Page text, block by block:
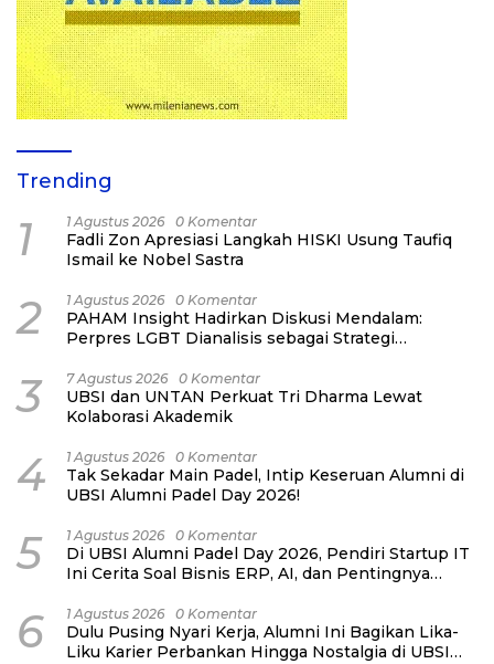
Trending
1 1 Agustus 2026 0 Komentar
Fadli Zon Apresiasi Langkah HISKI Usung Taufiq
Ismail ke Nobel Sastra
2 1 Agustus 2026 0 Komentar
PAHAM Insight Hadirkan Diskusi Mendalam:
Perpres LGBT Dianalisis sebagai Strategi
3 7 Agustus 2026 0 Komentar
UBSI dan UNTAN Perkuat Tri Dharma Lewat
Kolaborasi Akademik
4 1 Agustus 2026 0 Komentar
Tak Sekadar Main Padel, Intip Keseruan Alumni di
UBSI Alumni Padel Day 2026!
5 1 Agustus 2026 0 Komentar
Di UBSI Alumni Padel Day 2026, Pendiri Startup IT
Ini Cerita Soal Bisnis ERP, AI, dan Pentingnya
6 1 Agustus 2026 0 Komentar
Dulu Pusing Nyari Kerja, Alumni Ini Bagikan Lika-
Liku Karier Perbankan Hingga Nostalgia di UBSI